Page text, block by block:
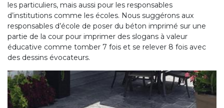
les particuliers, mais aussi pour les responsables
d’institutions comme les écoles. Nous suggérons aux
responsables d’école de poser du béton imprimé sur une
partie de la cour pour imprimer des slogans à valeur
éducative comme tomber 7 fois et se relever 8 fois avec
des dessins évocateurs.